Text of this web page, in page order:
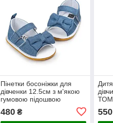
Пінетки босоніжки для
дівченки 12.5см з м'якою
гумовою підошвою
480₴ 550